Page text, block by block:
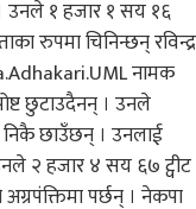
उनले १ हजार १ सय १६
रुपमा चिनिन्छन् रविन्द्र
नामक
छुटाउदैनन् । उनले
निकै छाउँछन् । उनलाई
२ हजार ४ सय ६७ ट्वीट
पर्छन् । नेकपा